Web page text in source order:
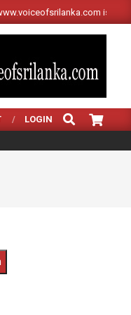
is independent
LOGIN
SEARCH